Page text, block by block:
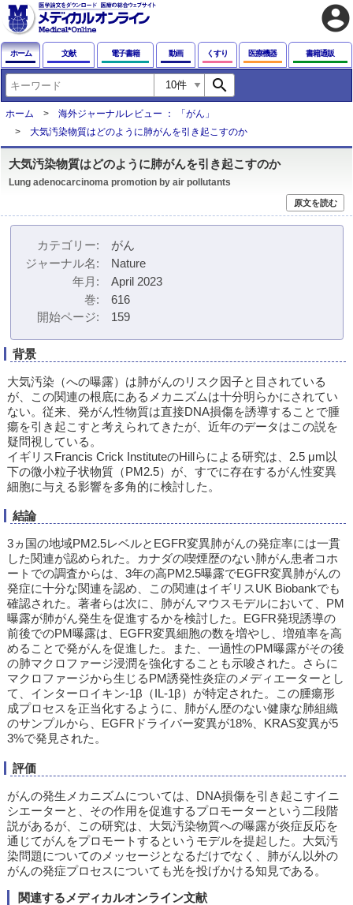
account_circle
ホーム 文献 電子書籍 動画 くすり 医療機器 書籍通販
search
ホーム
海外ジャーナルレビュー ： 「がん」
大気汚染物質はどのように肺がんを引き起こすのか
大気汚染物質はどのように肺がんを引き起こすのか
Lung adenocarcinoma promotion by air pollutants
原文を読む
カテゴリー
がん
ジャーナル名
Nature
年月
April 2023
巻
616
開始ページ
159
背景
大気汚染（への曝露）は肺がんのリスク因子と目されている
が、この関連の根底にあるメカニズムは十分明らかにされてい
ない。従来、発がん性物質は直接DNA損傷を誘導することで腫
瘍を引き起こすと考えられてきたが、近年のデータはこの説を
疑問視している。
イギリスFrancis Crick InstituteのHillらによる研究は、2.5 μm以
下の微小粒子状物質（PM2.5）が、すでに存在するがん性変異
細胞に与える影響を多角的に検討した。
結論
3ヵ国の地域PM2.5レベルとEGFR変異肺がんの発症率には一貫
した関連が認められた。カナダの喫煙歴のない肺がん患者コホ
ートでの調査からは、3年の高PM2.5曝露でEGFR変異肺がんの
発症に十分な関連を認め、この関連はイギリスUK Biobankでも
確認された。著者らは次に、肺がんマウスモデルにおいて、PM
曝露が肺がん発生を促進するかを検討した。EGFR発現誘導の
前後でのPM曝露は、EGFR変異細胞の数を増やし、増殖率を高
めることで発がんを促進した。また、一過性のPM曝露がその後
の肺マクロファージ浸潤を強化することも示唆された。さらに
マクロファージから生じるPM誘発性炎症のメディエーターとし
て、インターロイキン-1β（IL-1β）が特定された。この腫瘍形
成プロセスを正当化するように、肺がん歴のない健康な肺組織
のサンプルから、EGFRドライバー変異が18%、KRAS変異が5
3%で発見された。
評価
がんの発生メカニズムについては、DNA損傷を引き起こすイニ
シエーターと、その作用を促進するプロモーターという二段階
説があるが、この研究は、大気汚染物質への曝露が炎症反応を
通じてがんをプロモートするというモデルを提起した。大気汚
染問題についてのメッセージとなるだけでなく、肺がん以外の
がんの発症プロセスについても光を投げかける知見である。
関連するメディカルオンライン文献